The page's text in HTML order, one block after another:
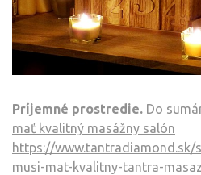
Príjemné prostredie. Do
mať kvalitný masážny salón
https://www.tantradiamond.sk/
musi-mat-kvalitny-tantra-